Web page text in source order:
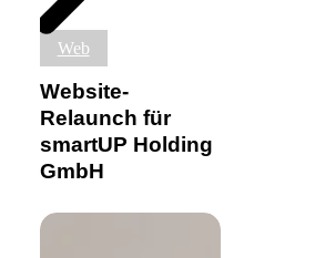
Website-
Relaunch
für
smartUP
Holding
GmbH
Web
Website-
Relaunch für
smartUP Holding
GmbH